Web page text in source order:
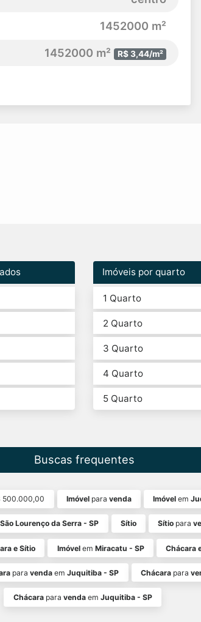
1452000 m²
1452000 m² R$ 3,44/m²
Imóveis por quarto
1 Quarto
2 Quarto
3 Quarto
4 Quarto
5 Quarto
Buscas frequentes
500.000,00 Imóvelpara venda Imóvel em
São Lourenço da Serra - SP Sítio Sítio para
e Sítio Imóvelem Miracatu - SP Chácara
paravenda emJuquitiba - SP Chácarapara
Chácarapara vendaem Juquitiba - SP